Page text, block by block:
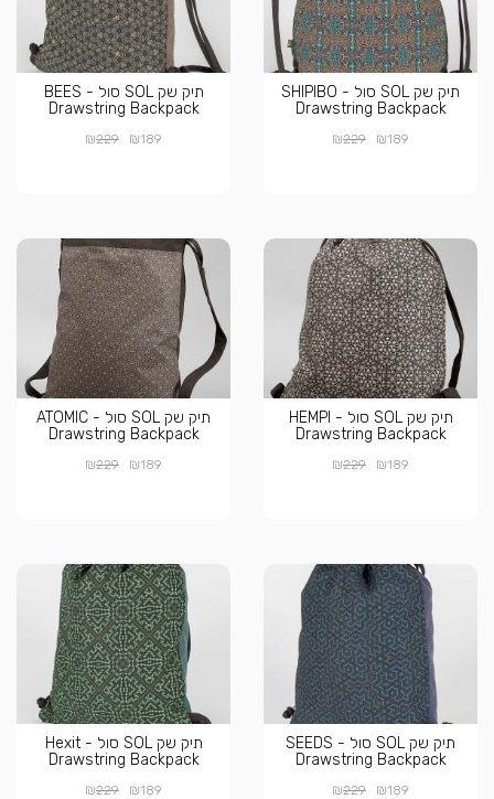
תיק שק SOL סול - SHIPIBO
Drawstring Backpack
₪189
₪229
תיק שק SOL סול - BEES
Drawstring Backpack
₪189
₪229
תיק שק SOL סול - HEMPI
Drawstring Backpack
₪189
₪229
תיק שק SOL סול - ATOMIC
Drawstring Backpack
₪189
₪229
תיק שק SOL סול - SEEDS
Drawstring Backpack
₪189
₪229
תיק שק SOL סול - Hexit
Drawstring Backpack
₪189
₪229